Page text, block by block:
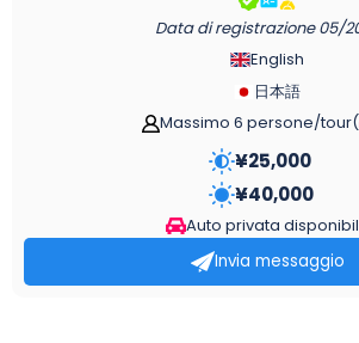
Data di registrazione 05/
English
日本語
Massimo 6 persone/tour(
¥25,000
¥40,000
Auto privata
Invia messaggio